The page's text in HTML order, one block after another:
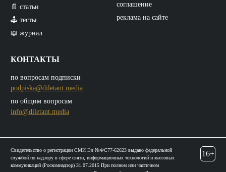
📄 статьи
🕹️ тесты
📖 журнал
КОНТАКТЫ
по вопросам подписки
podpiska@diletant.media
по общим вопросам
info@diletant.media
соглашение
реклама на сайте
Свидетельство о регистрации СМИ Эл №ФС77-62623 выдано федеральной
службой по надзору в сфере связи, информационных технологий и массовых
коммуникаций (Роскомнадзор) 31.07.2015 При полном или частичном
16+